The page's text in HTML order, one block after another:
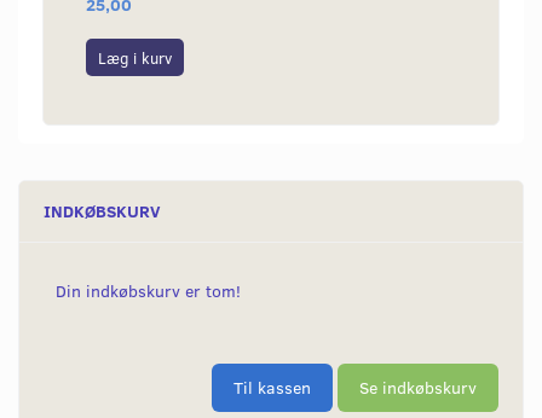
Læg i kurv
INDKØBSKURV
Din indkøbskurv er tom!
Til kassen Se indkøbskurv